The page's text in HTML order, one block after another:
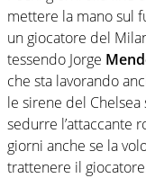
mettere la mano sul
un giocatore del
tessendo Jorge
che sta lavorando
le sirene del
sedurre l’attaccante
giorni anche se la
trattenere il